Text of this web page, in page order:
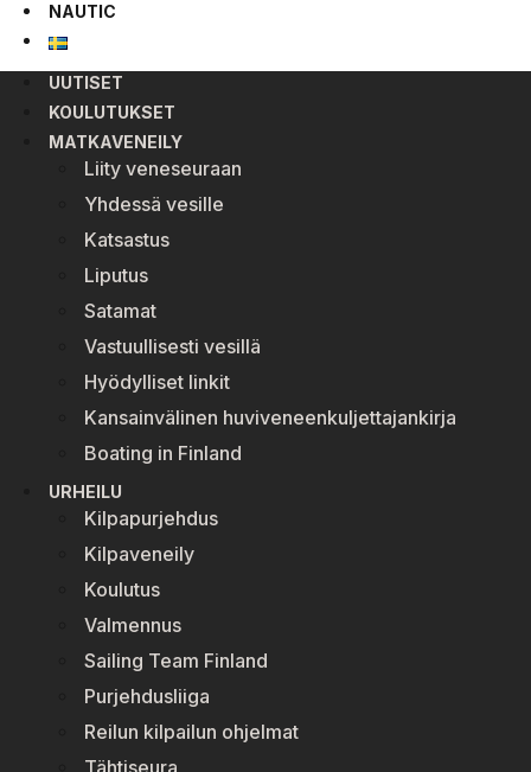
NAUTIC
UUTISET
KOULUTUKSET
MATKAVENEILY
Liity veneseuraan
Yhdessä vesille
Katsastus
Liputus
Satamat
Vastuullisesti vesillä
Hyödylliset linkit
Kansainvälinen huviveneenkuljettajankirja
Boating in Finland
URHEILU
Kilpapurjehdus
Kilpaveneily
Koulutus
Valmennus
Sailing Team Finland
Purjehdusliiga
Reilun kilpailun ohjelmat
Tähtiseura